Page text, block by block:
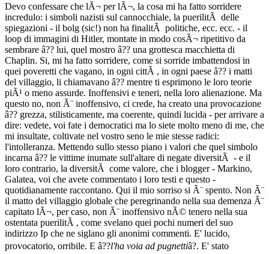
Devo confessare che lÃ¬ per lÃ¬, la cosa mi ha fatto sorridere
incredulo: i simboli nazisti sul cannocchiale, la puerilitÃ delle
spiegazioni - il bolg (sic!) non ha finalitÃ politiche, ecc. ecc. - il
loop di immagini di Hitler, montate in modo cosÃ¬ ripetitivo da
sembrare â?? lui, quel mostro â?? una grottesca macchietta di
Chaplin. Si, mi ha fatto sorridere, come si sorride imbattendosi in
quei poveretti che vagano, in ogni cittÃ , in ogni paese â?? i matti
del villaggio, li chiamavano â?? mentre ti esprimono le loro teorie
piÃ¹ o meno assurde. Inoffensivi e teneri, nella loro alienazione. Ma
questo no, non Ã¨ inoffensivo, ci crede, ha creato una provocazione
â?? grezza, stilisticamente, ma coerente, quindi lucida - per arrivare a
dire: vedete, voi fate i democratici ma lo siete molto meno di me, che
mi insultate, coltivate nel vostro seno le mie stesse radici:
l'intolleranza. Mettendo sullo stesso piano i valori che quel simbolo
incarna â?? le vittime inumate sull'altare di negate diversitÃ - e il
loro contrario, la diversitÃ come valore, che i blogger - Markino,
Galatea, voi che avete commentato i loro testi e questo -
quotidianamente raccontano. Qui il mio sorriso si Ã¨ spento. Non Ã¨
il matto del villaggio globale che peregrinando nella sua demenza Ã¨
capitato lÃ¬, per caso, non Ã¨ inoffensivo nÃ© tenero nella sua
ostentata puerilitÃ , come svelano quei pochi numeri del suo
indirizzo Ip che ne siglano gli anonimi commenti. E' lucido,
provocatorio, orribile. E â??l'ha voia ad pugnettiâ?. E' stato